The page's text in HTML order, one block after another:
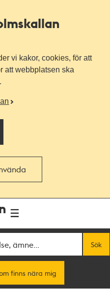
vi kakor, cookies, för att
att webbplatsen ska
Sök
finns nära mig